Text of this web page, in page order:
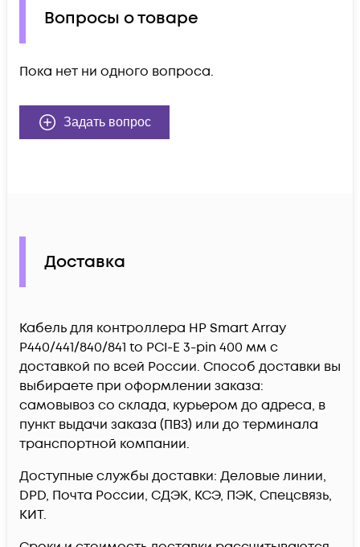
Вопросы о товаре
Пока нет ни одного вопроса.
Задать вопрос
Доставка
Кабель для контроллера HP Smart Array
P440/441/840/841 to PCI-E 3-pin 400 мм c
доставкой по всей России. Способ доставки вы
выбираете при оформлении заказа:
самовывоз со склада, курьером до адреса, в
пункт выдачи заказа (ПВЗ) или до терминала
транспортной компании.
Доступные службы доставки: Деловые линии,
DPD, Почта России, СДЭК, КСЭ, ПЭК, Спецсвязь,
КИТ.